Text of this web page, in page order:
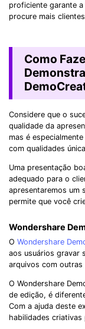
proficiente garante
procure mais
Como
Considere que o
qualidade da
mas é
com qualidades
Uma presentação
adequado para o
apresentaremos um
permite que você
Wondershare
O Wondershare
aos usuários gravar
arquivos com outras
O Wondershare
de edição, é
Com a ajuda deste
habilidades criativas